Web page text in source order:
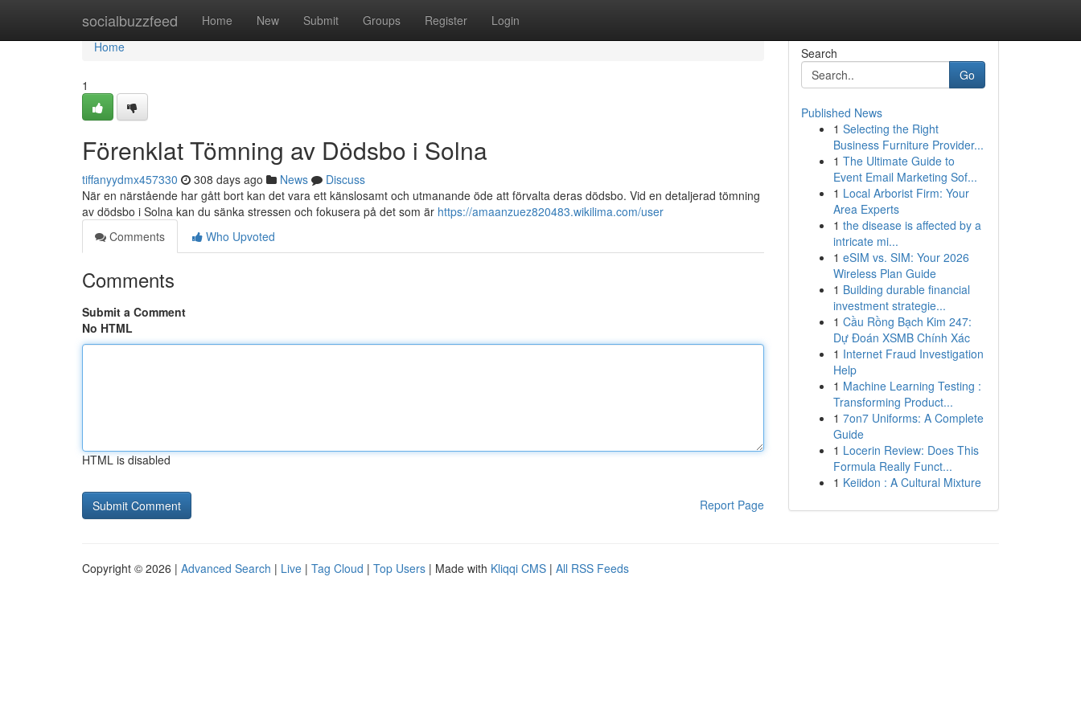
socialbuzzfeed Home New Submit Groups Register Login
Home
Home
1
Förenklat Tömning av Dödsbo i Solna
tiffanyydmx457330 308 days ago News
Discuss
När en närstående har gått bort kan det vara ett känslosamt och utmanande öde att förvalta deras dödsbo. Vid en detaljerad tömning
av dödsbo i Solna kan du sänka stressen och fokusera på det som är https://amaanzuez820483.wikilima.com/user
Comments
Who Upvoted
Comments
Submit a Comment
No HTML
HTML is disabled
Report Page
Search
Go
Published News
1 Selecting the Right
Business Furniture Provider...
1 The Ultimate Guide to
Event Email Marketing Sof...
1 Local Arborist Firm: Your
Area Experts
1 the disease is affected by a
intricate mi...
1 eSIM vs. SIM: Your 2026
Wireless Plan Guide
1 Building durable financial
investment strategie...
1 Cầu Rồng Bạch Kim 247:
Dự Đoán XSMB Chính Xác
1 Internet Fraud Investigation
Help
1 Machine Learning Testing :
Transforming Product...
1 7on7 Uniforms: A Complete
Guide
1 Locerin Review: Does This
Formula Really Funct...
1 Keiidon : A Cultural Mixture
Copyright © 2026 | Advanced Search | Live | Tag Cloud | Top Users | Made with Kliqqi CMS | All RSS Feeds